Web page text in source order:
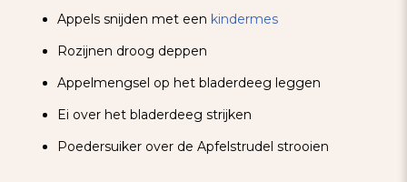
Appels snijden met een kindermes
Rozijnen droog deppen
Appelmengsel op het bladerdeeg leggen
Ei over het bladerdeeg strijken
Poedersuiker over de Apfelstrudel strooien